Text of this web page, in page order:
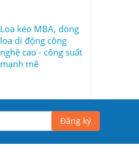
Loa kéo MBA, dòng
loa di động công
nghệ cao - công suất
mạnh mẽ
Đăng ký